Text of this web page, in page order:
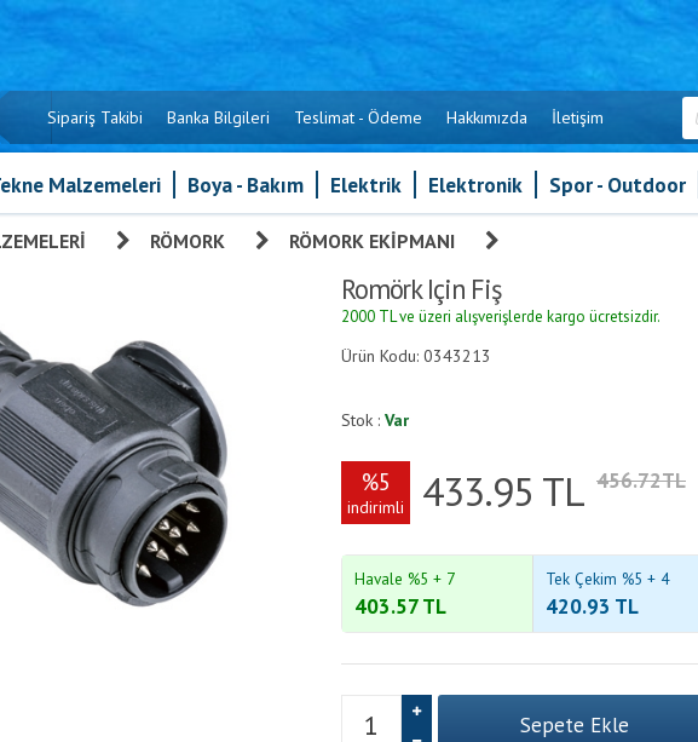
Sipariş Takibi Banka Bilgileri Teslimat - Ödeme Hakkımızda İletişim
Malzemeleri Boya - Bakım Elektrik Elektronik Spor - Outdoor
RÖMORK RÖMORK EKIPMANI
Romörk Için Fiş
2000 TL ve üzeri alışverişlerde kargo ücretsizdir.
Ürün Kodu: 0343213
Stok : Var
%5
indirimli 433.95 TL 456.72TL
Havale %5 + 7
403.57TL
Tek Çekim %5 + 4
420.93 TL